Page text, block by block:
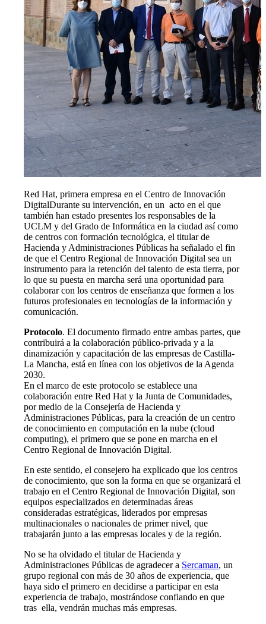
Red Hat, primera empresa en el Centro de Innovación
DigitalDurante su intervención, en un acto en el que
también han estado presentes los responsables de la
UCLM y del Grado de Informática en la ciudad así como
de centros con formación tecnológica, el titular de
Hacienda y Administraciones Públicas ha señalado el fin
de que el Centro Regional de Innovación Digital sea un
instrumento para la retención del talento de esta tierra, por
lo que su puesta en marcha será una oportunidad para
colaborar con los centros de enseñanza que formen a los
futuros profesionales en tecnologías de la información y
comunicación.
Protocolo. El documento firmado entre ambas partes, que
contribuirá a la colaboración público-privada y a la
dinamización y capacitación de las empresas de Castilla-
La Mancha, está en línea con los objetivos de la Agenda
2030.
En el marco de este protocolo se establece una
colaboración entre Red Hat y la Junta de Comunidades,
por medio de la Consejería de Hacienda y
Administraciones Públicas, para la creación de un centro
de conocimiento en computación en la nube (cloud
computing), el primero que se pone en marcha en el
Centro Regional de Innovación Digital.
En este sentido, el consejero ha explicado que los centros
de conocimiento, que son la forma en que se organizará el
trabajo en el Centro Regional de Innovación Digital, son
equipos especializados en determinadas áreas
consideradas estratégicas, liderados por empresas
multinacionales o nacionales de primer nivel, que
trabajarán junto a las empresas locales y de la región.
No se ha olvidado el titular de Hacienda y
Administraciones Públicas de agradecer a Sercaman, un
grupo regional con más de 30 años de experiencia, que
haya sido el primero en decidirse a participar en esta
experiencia de trabajo, mostrándose confiando en que
tras ella, vendrán muchas más empresas.